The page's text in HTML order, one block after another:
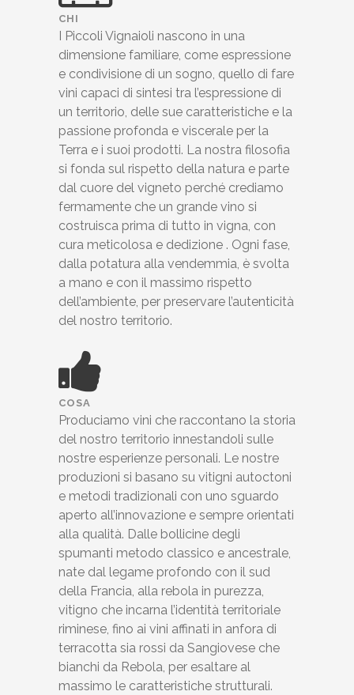
CHI
I Piccoli Vignaioli nascono in una
dimensione familiare, come espressione
e condivisione di un sogno, quello di fare
vini capaci di sintesi tra l’espressione di
un territorio, delle sue caratteristiche e la
passione profonda e viscerale per la
Terra e i suoi prodotti. La nostra filosofia
si fonda sul rispetto della natura e parte
dal cuore del vigneto perché crediamo
fermamente che un grande vino si
costruisca prima di tutto in vigna, con
cura meticolosa e dedizione . Ogni fase,
dalla potatura alla vendemmia, è svolta
a mano e con il massimo rispetto
dell’ambiente, per preservare l’autenticità
del nostro territorio.
COSA
Produciamo vini che raccontano la storia
del nostro territorio innestandoli sulle
nostre esperienze personali. Le nostre
produzioni si basano su vitigni autoctoni
e metodi tradizionali con uno sguardo
aperto all’innovazione e sempre orientati
alla qualità. Dalle bollicine degli
spumanti metodo classico e ancestrale,
nate dal legame profondo con il sud
della Francia, alla rebola in purezza,
vitigno che incarna l’identità territoriale
riminese, fino ai vini affinati in anfora di
terracotta sia rossi da Sangiovese che
bianchi da Rebola, per esaltare al
massimo le caratteristiche strutturali.